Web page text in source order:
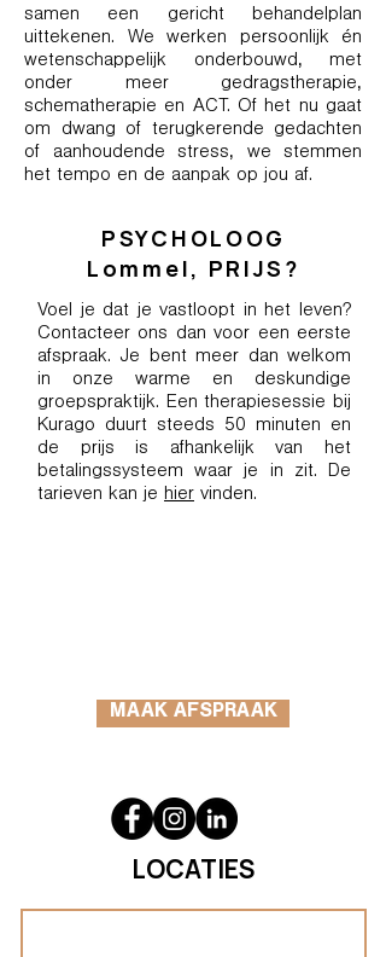
samen een gericht behandelplan
uittekenen. We werken persoonlijk én
wetenschappelijk onderbouwd, met
onder meer gedragstherapie,
schematherapie en ACT. Of het nu gaat
om dwang of terugkerende gedachten
of aanhoudende stress, we stemmen
het tempo en de aanpak op jou af.
PSYCHOLOOG
Lommel, PRIJS?
Voel je dat je vastloopt in het leven?
Contacteer ons dan voor een eerste
afspraak. Je bent meer dan welkom
in onze warme en deskundige
groepspraktijk. Een therapiesessie bij
Kurago duurt steeds 50 minuten en
de prijs is afhankelijk van het
betalingssysteem waar je in zit. De
tarieven kan je hier vinden.
MAAK AFSPRAAK
LOCATIES